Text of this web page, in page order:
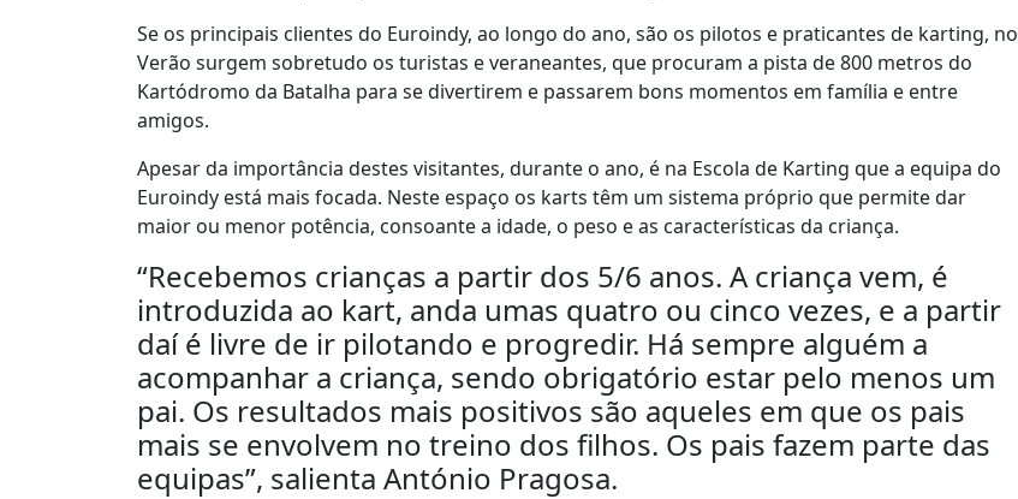
Se os principais clientes do Euroindy, ao longo do ano, são os pilotos e praticantes de karting, no
Verão surgem sobretudo os turistas e veraneantes, que procuram a pista de 800 metros do
Kartódromo da Batalha para se divertirem e passarem bons momentos em família e entre
amigos.
Apesar da importância destes visitantes, durante o ano, é na Escola de Karting que a equipa do
Euroindy está mais focada. Neste espaço os karts têm um sistema próprio que permite dar
maior ou menor potência, consoante a idade, o peso e as características da criança.
“Recebemos crianças a partir dos 5/6 anos. A criança vem, é
introduzida ao kart, anda umas quatro ou cinco vezes, e a partir
daí é livre de ir pilotando e progredir. Há sempre alguém a
acompanhar a criança, sendo obrigatório estar pelo menos um
pai. Os resultados mais positivos são aqueles em que os pais
mais se envolvem no treino dos filhos. Os pais fazem parte das
equipas”, salienta António Pragosa.